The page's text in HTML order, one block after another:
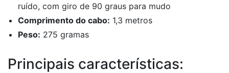
ruído, com giro de 90 graus para mudo
Comprimento do cabo: 1,3 metros
Peso: 275 gramas
Principais características: